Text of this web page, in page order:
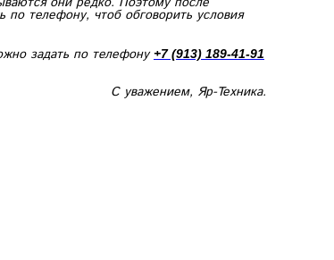
телефону, чтоб обговорить условия
задать по телефону+7 (913) 189-41-91
С уважением, Яр-Техника.